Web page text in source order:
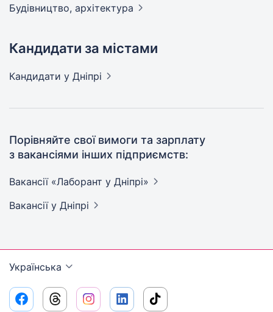
Будівництво, архітектура
Кандидати за містами
Кандидати у Дніпрі
Порівняйте свої вимоги та зарплату
з вакансіями інших підприємств:
Вакансії «Лаборант у Дніпрі»
Вакансії у Дніпрі
Українська